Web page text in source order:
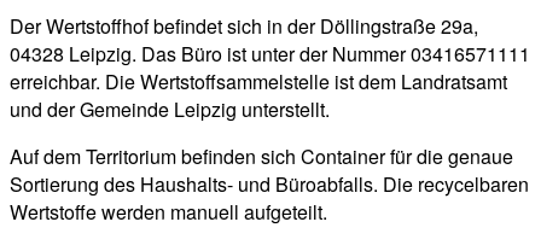
Der Wertstoffhof befindet sich in der Döllingstraße 29a,
04328 Leipzig. Das Büro ist unter der Nummer 03416571111
erreichbar. Die Wertstoffsammelstelle ist dem Landratsamt
und der Gemeinde Leipzig unterstellt.
Auf dem Territorium befinden sich Container für die genaue
Sortierung des Haushalts- und Büroabfalls. Die recycelbaren
Wertstoffe werden manuell aufgeteilt.